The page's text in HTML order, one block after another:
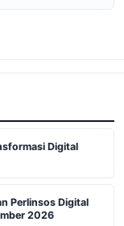
Digital
Perlinsos Digital
2026